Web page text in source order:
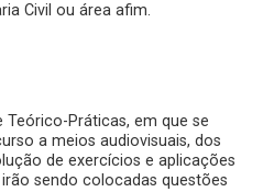
Civil ou área afim.
Práticas, em que se
a meios audiovisuais, dos
de exercícios e aplicações
sendo colocadas questões